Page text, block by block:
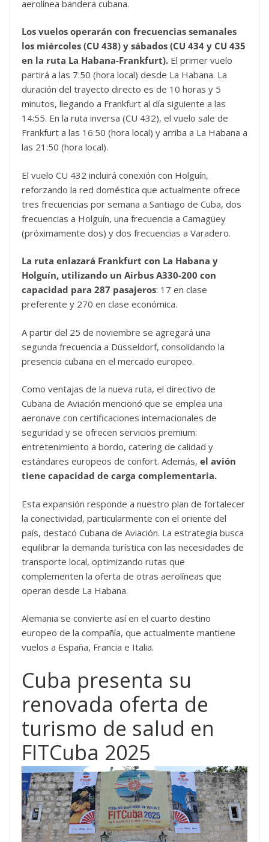
aerolínea bandera cubana.
Los vuelos operarán con frecuencias semanales
los miércoles (CU 438) y sábados (CU 434 y CU 435
en la ruta La Habana-Frankfurt). El primer vuelo
partirá a las 7:50 (hora local) desde La Habana. La
duración del trayecto directo es de 10 horas y 5
minutos, llegando a Frankfurt al día siguiente a las
14:55. En la ruta inversa (CU 432), el vuelo sale de
Frankfurt a las 16:50 (hora local) y arriba a La Habana a
las 21:50 (hora local).
El vuelo CU 432 incluirá conexión con Holguín,
reforzando la red doméstica que actualmente ofrece
tres frecuencias por semana a Santiago de Cuba, dos
frecuencias a Holguín, una frecuencia a Camagüey
(próximamente dos) y dos frecuencias a Varadero.
La ruta enlazará Frankfurt con La Habana y
Holguín, utilizando un Airbus A330-200 con
capacidad para 287 pasajeros: 17 en clase
preferente y 270 en clase económica.
A partir del 25 de noviembre se agregará una
segunda frecuencia a Düsseldorf, consolidando la
presencia cubana en el mercado europeo.
Como ventajas de la nueva ruta, el directivo de
Cubana de Aviación mencionó que se emplea una
aeronave con certificaciones internacionales de
seguridad y se ofrecen servicios premium:
entretenimiento a bordo, catering de calidad y
estándares europeos de confort. Además, el avión
tiene capacidad de carga complementaria.
Esta expansión responde a nuestro plan de fortalecer
la conectividad, particularmente con el oriente del
país, destacó Cubana de Aviación. La estrategia busca
equilibrar la demanda turística con las necesidades de
transporte local, optimizando rutas que
complementen la oferta de otras aerolíneas que
operan desde La Habana.
Alemania se convierte así en el cuarto destino
europeo de la compañía, que actualmente mantiene
vuelos a España, Francia e Italia.
Cuba presenta su
renovada oferta de
turismo de salud en
FITCuba 2025